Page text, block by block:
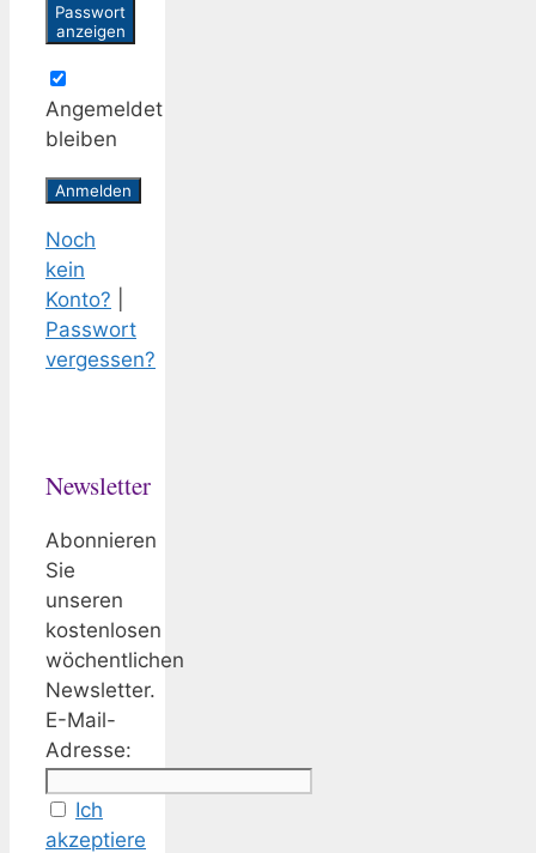
Passwort
anzeigen
Angemeldet
bleiben
Noch
kein
Konto?
Passwort
vergessen?
Newsletter
Abonnieren
Sie
unseren
kostenlosen
wöchentlichen
Newsletter.
E-Mail-
Adresse:
Ich
akzeptiere